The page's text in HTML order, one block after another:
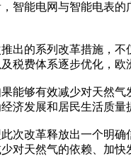
智能电网与智能电表
出的系列改革措施，
税费体系逐步优化，欧
能够有效减少对天然
济发展和居民生活质量
次改革释放出一个明
对天然气的依赖、加